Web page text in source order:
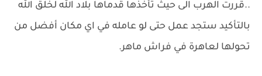
..قررت الهرب الى حيث تأخذها قدماها بلاد الله لخلق الله
بالتأكيد ستجد عمل حتى لو عامله في اي مكان أفضل من
تحولها لعاهرة في فراش ماهر.